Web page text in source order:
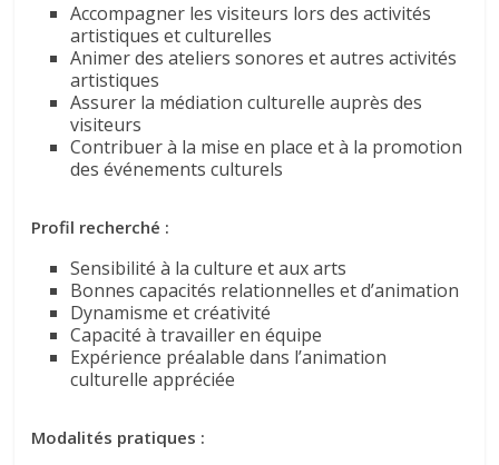
Accompagner les visiteurs lors des activités
artistiques et culturelles
Animer des ateliers sonores et autres activités
artistiques
Assurer la médiation culturelle auprès des
visiteurs
Contribuer à la mise en place et à la promotion
des événements culturels
Profil recherché :
Sensibilité à la culture et aux arts
Bonnes capacités relationnelles et d’animation
Dynamisme et créativité
Capacité à travailler en équipe
Expérience préalable dans l’animation
culturelle appréciée
Modalités pratiques :